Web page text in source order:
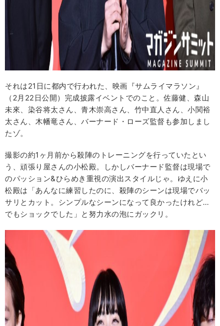
それは21日に都内で行われた、映画『サムライマラソン』
（2月22日公開）完成披露イベントでのこと。佐藤健、森山
未來、染谷将太さん、青木崇高さん、竹中直人さん、小関裕
太さん、木幡竜さん、バーナード・ローズ監督も参加しまし
たゾ。
撮影の約1ヶ月前から殺陣のトレーニングを行っていたとい
う、頑張り屋さんの小松殿。しかしバーナード監督は現場で
のパッション&ひらめき重視の演出スタイルじゃ。ゆえに小
松殿は「あんなに練習したのに、殺陣のシーンは現場でバッ
サリとカット。シンプルなシーンになって良かったけれど…
でもショックでした」と努力水の泡にガックリ。